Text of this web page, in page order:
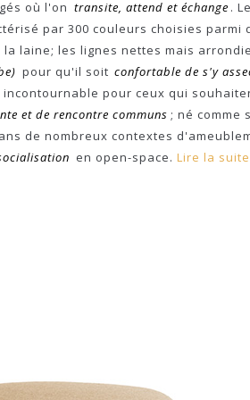
où l'on transite, attend et échange .
par 300 couleurs choisies
laine; les lignes nettes mais
pour qu'il soit confortable de s'y
incontournable pour ceux qui
et de rencontre communs ; né comme
de nombreux contextes
en open-space. Lire la suite